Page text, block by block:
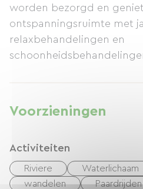
worden bezorgd en
ontspanningsruimte met
relaxbehandelingen en
Voorzieningen
Activiteiten
Riviere Waterlichaam
wandelen
Paardrijden